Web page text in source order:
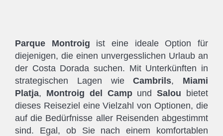
Parque Montroig ist eine ideale Option für
diejenigen, die einen unvergesslichen Urlaub an
der Costa Dorada suchen. Mit Unterkünften in
strategischen Lagen wieCambrils, Miami
Platja, Montroig del CampundSalou bietet
dieses Reiseziel eine Vielzahl von Optionen, die
auf die Bedürfnisse aller Reisenden abgestimmt
sind. Egal, ob Sie nach einem komfortablen